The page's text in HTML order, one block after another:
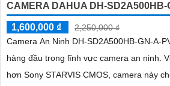
CAMERA DAHUA DH-SD2A500HB-
1,600,000 ₫
2,250,000 ₫
Camera An Ninh DH-SD2A500HB-GN-A-
hàng đầu trong lĩnh vực camera an ninh. Với công nghệ tiết kiệm
hơn Sony STARVIS CMOS, camera này